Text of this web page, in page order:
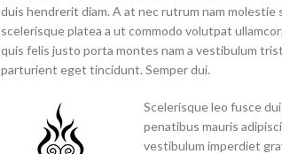
duis hendrerit diam. A at nec rutrum nam molestie
scelerisque platea a ut commodo volutpat
quis felis justo porta montes nam a vestibulum
parturient eget tincidunt. Semper dui.
Scelerisque leo fusce
penatibus mauris
vestibulum imperdiet